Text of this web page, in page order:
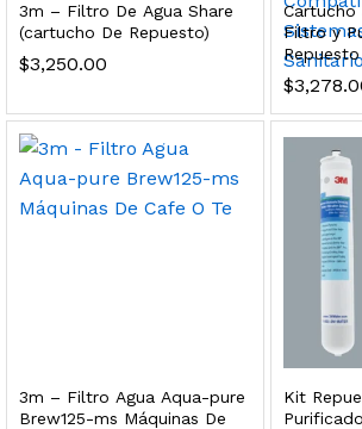
3m – Filtro De Agua Share
(cartucho De Repuesto)
$3,250.00
Cartucho
Filtro y
Reduce
Olor y
3M,
Rápido
$
3m – Filtro Agua Aqua-pure
Brew125-ms Máquinas De
Kit
filtración, UV y contador Welltek
Leer más
y filtración Welltek WT-